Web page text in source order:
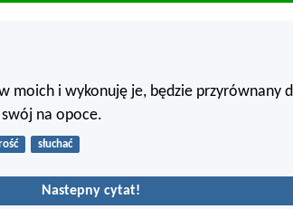
moich i wykonuję je, będzie przyrównany
na opoce.
słuchać
Nastepny cytat!